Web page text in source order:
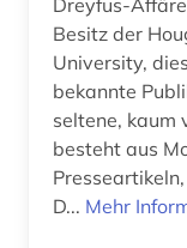
e-
edition (2)
Dreyfus-
Besitz der
University,
bekannte
seltene, kaum
besteht aus
D... Mehr